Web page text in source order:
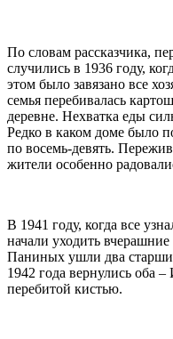
По словам рассказчика,
случились в 1936 году,
этом было завязано все
семья перебивалась
деревне. Нехватка еды
Редко в каком доме было
по восемь-девять.
жители особенно
В 1941 году, когда все
начали уходить
Паниных ушли два
1942 года вернулись оба
перебитой кистью.